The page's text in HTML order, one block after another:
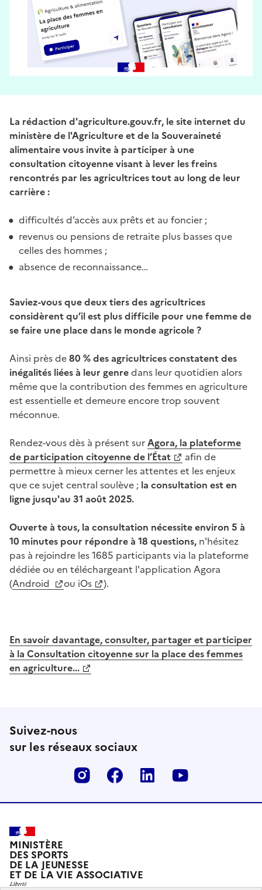
La rédaction d'agriculture.gouv.fr, le site internet du
ministère de l'Agriculture et de la Souveraineté
alimentaire vous invite à participer à une
consultation citoyenne visant à lever les freins
rencontrés par les agricultrices tout au long de leur
carrière :
difficultés d’accès aux prêts et au foncier ;
revenus ou pensions de retraite plus basses que
celles des hommes ;
absence de reconnaissance…
Saviez-vous que deux tiers des agricultrices
considèrent qu’il est plus difficile pour une femme de
se faire une place dans le monde agricole ?
Ainsi près de80 % des agricultrices constatent des
inégalités liées à leur genredans leur quotidien alors
même que la contribution des femmes en agriculture
est essentielle et demeure encore trop souvent
méconnue.
Rendez-vous dès à présent surAgora, la plateforme
de participation citoyenne de l’État
afin de
permettre à mieux cerner les attentes et les enjeux
que ce sujet central soulève ; la consultation est en
ligne jusqu'au 31 août 2025.
Ouverte à tous, la consultation nécessite environ 5 à
10 minutes pour répondre à 18 questions, n'hésitez
pas à rejoindre les 1685 participants via la plateforme
dédiée ou en téléchargeant l'application Agora
(Android ou iOs ).
En savoir davantage, consulter, partager et participer
à la Consultation citoyenne sur la place des femmes
en agriculture...
Suivez-nous
sur les réseaux sociaux
InstagramFacebookLinkedin
MINISTÈRE
DES SPORTS
DE LA JEUNESSE
ET DE LA VIE ASSOCIATIVE